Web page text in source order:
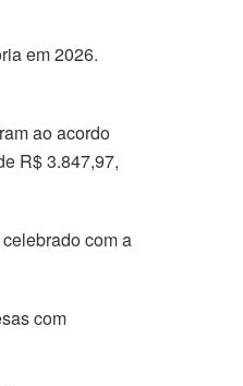
em 2026.
ao acordo
R$ 3.847,97,
com a
com